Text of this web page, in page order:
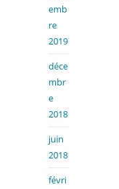
emb
re
2019
déce
mbr
e
2018
juin
2018
févri